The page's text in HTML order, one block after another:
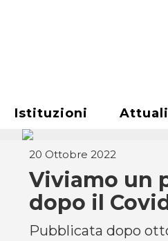
Istituzioni
20 Ottobre 2022
Viviamo un
dopo il
Pubblicata dopo